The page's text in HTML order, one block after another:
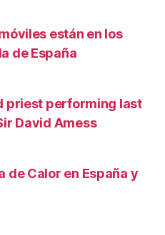
están en los
de España
priest performing last
David Amess
de Calor en España y